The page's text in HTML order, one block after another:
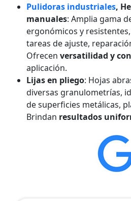
Pulidoras industriales,
manuales: Amplia gama
ergonómicos y
tareas de ajuste,
Ofrecen versatilidad y
aplicación.
Lijas en pliego: Hojas
diversas granulometrías,
de superficies metálicas,
Brindan resultados